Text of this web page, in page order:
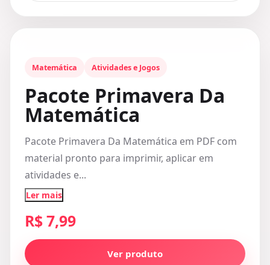
Matemática Atividades e Jogos
Pacote Primavera Da
Matemática
Pacote Primavera Da Matemática em PDF com
material pronto para imprimir, aplicar em
atividades e...
Ler mais
R$ 7,99
Ver produto